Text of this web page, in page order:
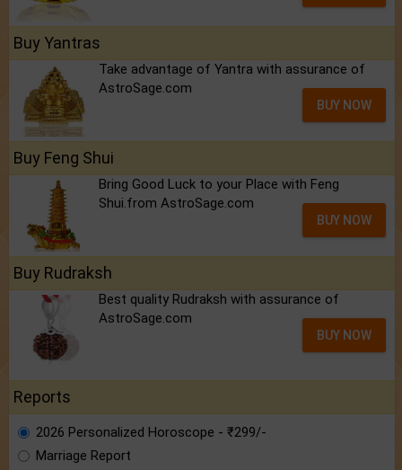
Buy Yantras
Take advantage of Yantra with assurance of
AstroSage.com
BUY NOW
Buy Feng Shui
Bring Good Luck to your Place with Feng
Shui.from AstroSage.com
BUY NOW
Buy Rudraksh
Best quality Rudraksh with assurance of
AstroSage.com
BUY NOW
Reports
2026 Personalized Horoscope - ₹299/-
Marriage Report